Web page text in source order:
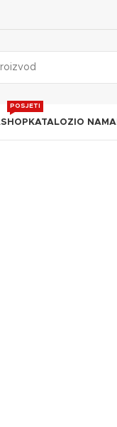
SHOP
POSJETI
KATALOZI O NAMA